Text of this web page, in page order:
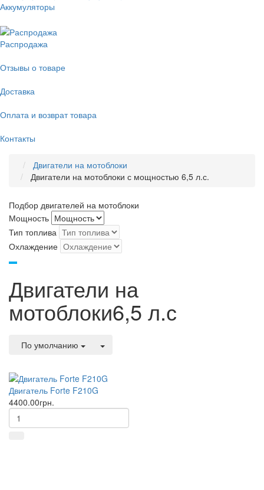
Аккумуляторы
Распродажа
Отзывы о товаре
Доставка
Оплата и возврат товара
Контакты
Двигатели на мотоблоки
Двигатели на мотоблоки с мощностью 6,5 л.с.
Подбор двигателей на мотоблоки
Мощность
Тип топлива
Охлаждение
Двигатели на
мотоблоки6,5 л.с
По умолчанию
Двигатель Forte F210G
4400.00грн.